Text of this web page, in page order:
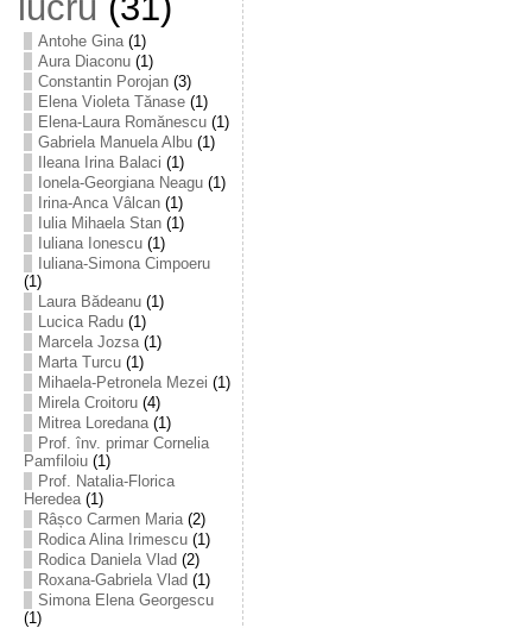
Antohe Gina(1)
Aura Diaconu(1)
Constantin Porojan(3)
Elena Violeta Tănase(1)
Elena-Laura Romănescu(1)
Gabriela Manuela Albu(1)
Ileana Irina Balaci (1)
Ionela-Georgiana Neagu(1)
Irina-Anca Vâlcan(1)
Iulia Mihaela Stan(1)
Iuliana Ionescu(1)
Iuliana-Simona Cimpoeru
(1)
Laura Bădeanu(1)
Lucica Radu(1)
Marcela Jozsa(1)
Marta Turcu(1)
Mihaela-Petronela Mezei (1)
Mirela Croitoru(4)
Mitrea Loredana(1)
Prof. înv. primar Cornelia
Pamfiloiu(1)
Prof. Natalia-Florica
Heredea(1)
Râșco Carmen Maria(2)
Rodica Alina Irimescu(1)
Rodica Daniela Vlad (2)
Roxana-Gabriela Vlad (1)
Simona Elena Georgescu
(1)